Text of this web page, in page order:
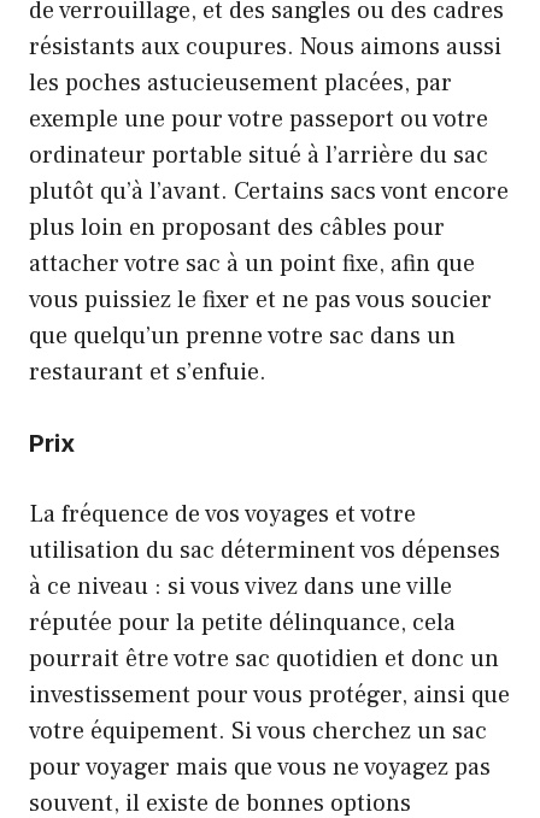
de verrouillage, et des sangles ou des cadres
résistants aux coupures. Nous aimons aussi
les poches astucieusement placées, par
exemple une pour votre passeport ou votre
ordinateur portable situé à l’arrière du sac
plutôt qu’à l’avant. Certains sacs vont encore
plus loin en proposant des câbles pour
attacher votre sac à un point fixe, afin que
vous puissiez le fixer et ne pas vous soucier
que quelqu’un prenne votre sac dans un
restaurant et s’enfuie.
Prix
La fréquence de vos voyages et votre
utilisation du sac déterminent vos dépenses
à ce niveau : si vous vivez dans une ville
réputée pour la petite délinquance, cela
pourrait être votre sac quotidien et donc un
investissement pour vous protéger, ainsi que
votre équipement. Si vous cherchez un sac
pour voyager mais que vous ne voyagez pas
souvent, il existe de bonnes options